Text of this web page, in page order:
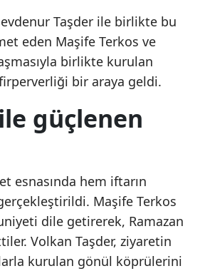
Taşder ile birlikte bu
eden Maşife Terkos ve
birlikte kurulan
bir araya geldi.
güçlenen
esnasında hem iftarın
Maşife Terkos
dile getirerek, Ramazan
Volkan Taşder, ziyaretin
kurulan gönül köprülerini